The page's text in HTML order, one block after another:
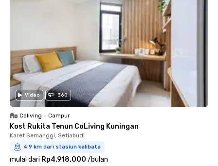
Video 360
Coliving • Campur
Kost Rukita Tenun CoLiving Kuningan
Karet Semanggi, Setiabudi
4.9 km dari stasiun kalibata
mulai dari Rp4.918.000 /bulan